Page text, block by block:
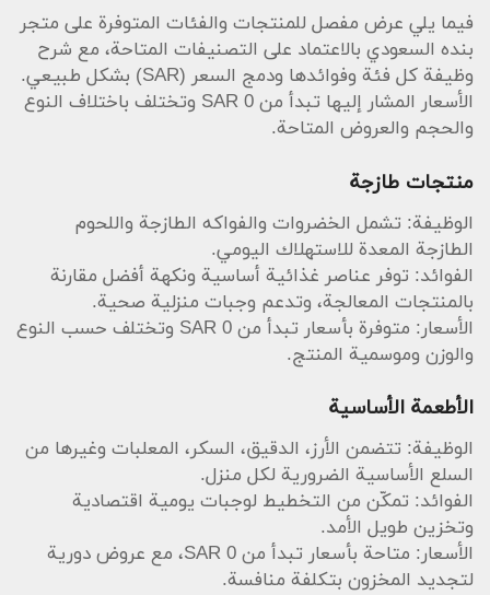
فيما يلي عرض مفصل للمنتجات والفئات المتوفرة على متجر
بنده السعودي بالاعتماد على التصنيفات المتاحة، مع شرح
وظيفة كل فئة وفوائدها ودمج السعر (SAR) بشكل طبيعي.
الأسعار المشار إليها تبدأ من SAR 0 وتختلف باختلاف النوع
والحجم والعروض المتاحة.
منتجات طازجة
الوظيفة: تشمل الخضروات والفواكه الطازجة واللحوم
الطازجة المعدة للاستهلاك اليومي.
الفوائد: توفر عناصر غذائية أساسية ونكهة أفضل مقارنة
بالمنتجات المعالجة، وتدعم وجبات منزلية صحية.
الأسعار: متوفرة بأسعار تبدأ من SAR 0 وتختلف حسب النوع
والوزن وموسمية المنتج.
الأطعمة الأساسية
الوظيفة: تتضمن الأرز، الدقيق، السكر، المعلبات وغيرها من
السلع الأساسية الضرورية لكل منزل.
الفوائد: تمكّن من التخطيط لوجبات يومية اقتصادية
وتخزين طويل الأمد.
الأسعار: متاحة بأسعار تبدأ من SAR 0، مع عروض دورية
لتجديد المخزون بتكلفة منافسة.